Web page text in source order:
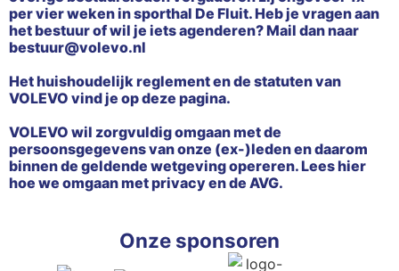
per vier weken in sporthal De Fluit. Heb je vragen aan
het bestuur of wil je iets agenderen? Mail dan naar
bestuur@volevo.nl
Het huishoudelijk reglement en de statuten van
VOLEVO vind je op deze pagina.
VOLEVO wil zorgvuldig omgaan met de
persoonsgegevens van onze (ex-)leden en daarom
binnen de geldende wetgeving opereren. Lees hier
hoe we omgaan met privacy en de AVG.
Onze sponsoren